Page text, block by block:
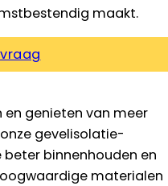
maakt.
en genieten van meer
gevelisolatie-
binnenhouden en
materialen